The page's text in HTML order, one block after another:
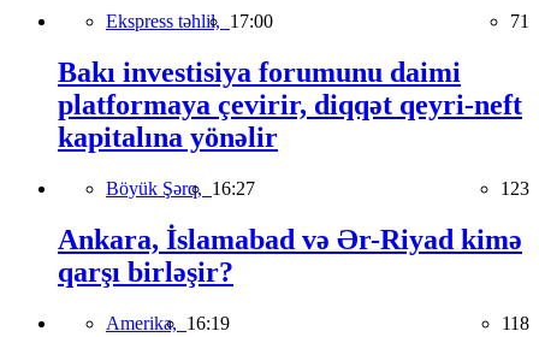
Ekspress təhlil, 17:00 71
Bakı investisiya forumunu daimi
platformaya çevirir, diqqət qeyri-neft
kapitalına yönəlir
Böyük Şərq, 16:27 123
Ankara, İslamabad və Ər-Riyad kimə
qarşı birləşir?
Amerika, 16:19 118